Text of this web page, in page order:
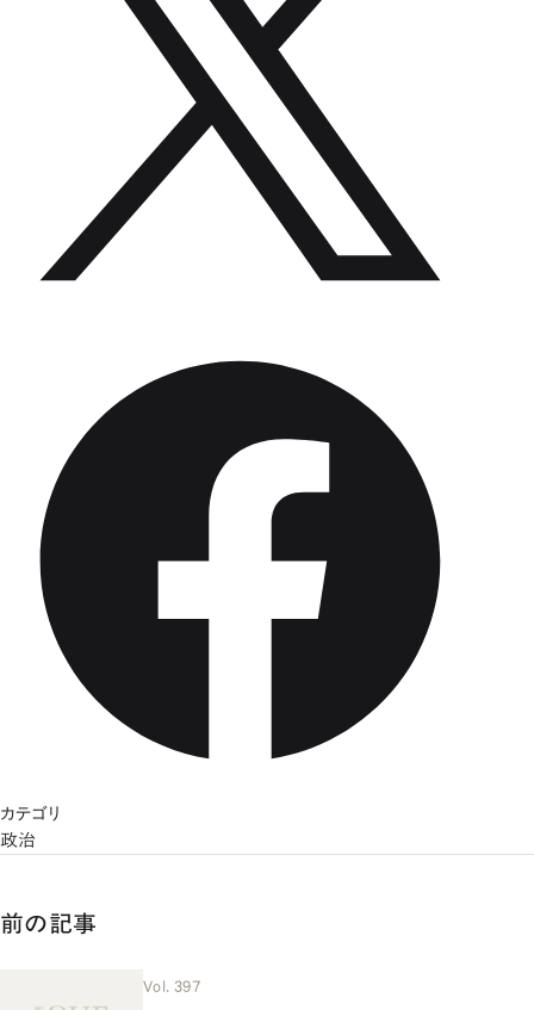
カテゴリ
政治
前の記事
Vol. 397